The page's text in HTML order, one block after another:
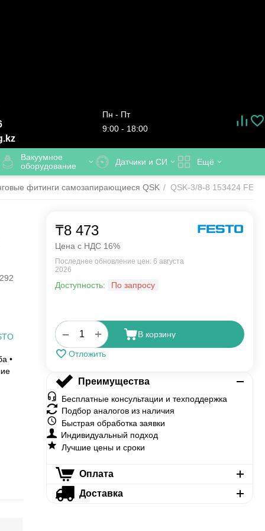
Пн - Пт
9:00 - 18:00
Вакуумное
оборудование
Датчики и СИ Ещё
фитинги самозапирающиеся QSK / QSK-3/8-8 153424
•
₸8 473
Цена с НДС 16%
Последнее обновление цен: 6 августа
2026
Доступность: По запросу
+
− В корзину
Отложить
Преимущества
Бесплатные консультации и техподдержка
Подбор аналогов из наличия
Быстрая обработка заявки
Индивидуальный подход
Лучшие цены и сроки
Оплата
Доставка